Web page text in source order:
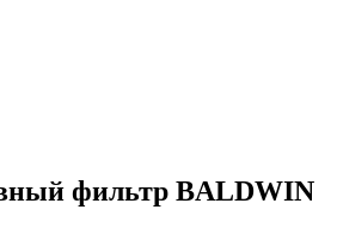
фильтр BALDWIN